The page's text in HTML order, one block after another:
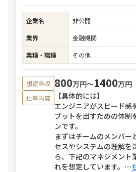
企業名
非公開
業界
金融機関
業種・職種
その他
想定年収 800万円〜1400万円
仕事内容
【具体的には】
エンジニアがスピード感
プットを出すための体制
ンです。
まずはチームのメンバー
セスやシステムの理解を
ら、下記のマネジメント
れを想定しています。 ⋯